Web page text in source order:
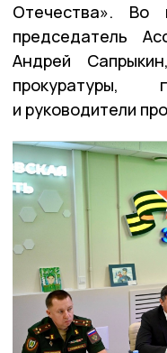
Отечества». Во
председатель
Андрей
прокуратуры,
и руководители